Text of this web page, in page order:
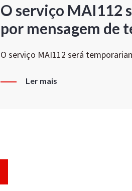
O serviço MAI112
por mensagem de
O serviço MAI112 será
Ler mais